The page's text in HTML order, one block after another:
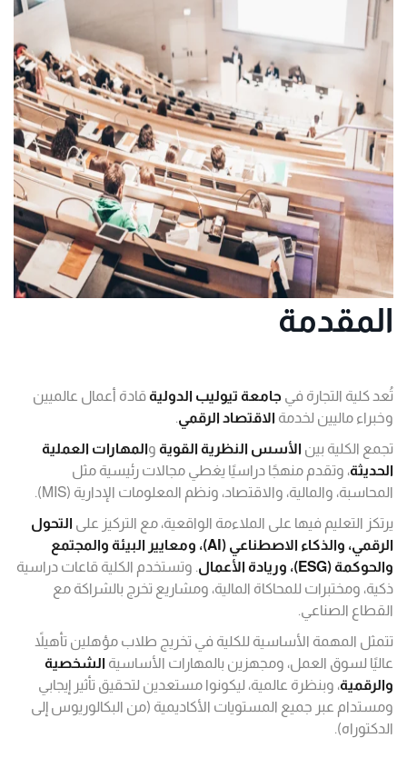
المقدمة
تُعد كلية التجارة في جامعة تيوليب الدولية قادة أعمال عالميين
وخبراء ماليين لخدمة الاقتصاد الرقمي.
تجمع الكلية بين الأسس النظرية القوية والمهارات العملية
الحديثة، وتقدم منهجًا دراسيًا يغطي مجالات رئيسية مثل
المحاسبة، والمالية، والاقتصاد، ونظم المعلومات الإدارية (MIS).
يرتكز التعليم فيها على الملاءمة الواقعية، مع التركيز على التحول
الرقمي، والذكاء الاصطناعي (AI)، ومعايير البيئة والمجتمع
والحوكمة (ESG)، وريادة الأعمال
. وتستخدم الكلية قاعات دراسية
ذكية، ومختبرات للمحاكاة المالية، ومشاريع تخرج بالشراكة مع
القطاع الصناعي.
تتمثل المهمة الأساسية للكلية في تخريج طلاب مؤهلين تأهيلاً
عاليًا لسوق العمل، ومجهزين بالمهارات الأساسية الشخصية
والرقمية، وبنظرة عالمية، ليكونوا مستعدين لتحقيق تأثير إيجابي
ومستدام عبر جميع المستويات الأكاديمية (من البكالوريوس إلى
الدكتوراه).